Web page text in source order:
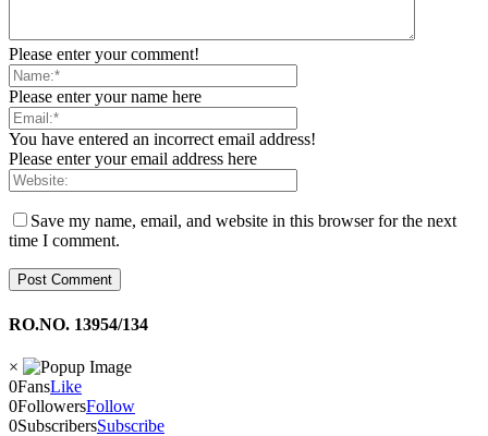
Please enter your comment!
Please enter your name here
You have entered an incorrect email address!
Please enter your email address here
Save my name, email, and website in this browser for the next
time I comment.
RO.NO. 13954/134
×
0FansLike
0FollowersFollow
0SubscribersSubscribe